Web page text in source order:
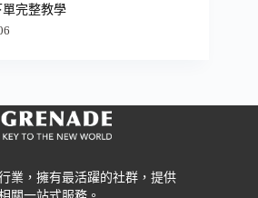
完整教學
業，擁有最活躍的社群，提供